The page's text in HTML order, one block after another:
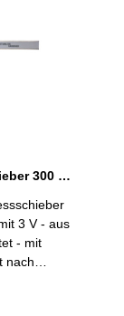
Digital-Werkstatt-Messschieber 300 x 90 mm ohne Spitzen 3 V
3 V - aus
- mit
nach
und